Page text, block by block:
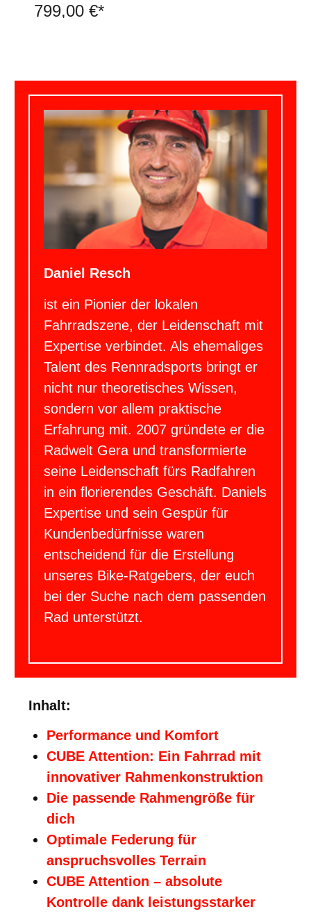
799,00 €*
Daniel Resch
ist ein Pionier der lokalen
Fahrradszene, der Leidenschaft mit
Expertise verbindet. Als ehemaliges
Talent des Rennradsports bringt er
nicht nur theoretisches Wissen,
sondern vor allem praktische
Erfahrung mit. 2007 gründete er die
Radwelt Gera und transformierte
seine Leidenschaft fürs Radfahren
in ein florierendes Geschäft. Daniels
Expertise und sein Gespür für
Kundenbedürfnisse waren
entscheidend für die Erstellung
unseres Bike-Ratgebers, der euch
bei der Suche nach dem passenden
Rad unterstützt.
Inhalt:
Performance und Komfort
CUBE Attention: Ein Fahrrad mit
innovativer Rahmenkonstruktion
Die passende Rahmengröße für
dich
Optimale Federung für
anspruchsvolles Terrain
CUBE Attention – absolute
Kontrolle dank leistungsstarker